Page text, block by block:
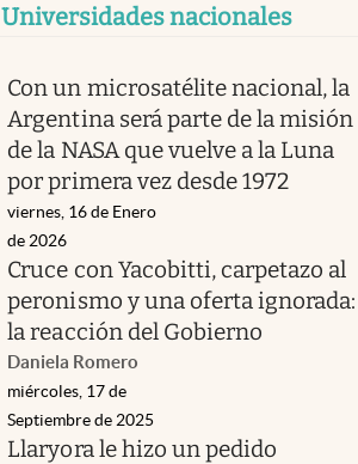
Universidades nacionales
Con un microsatélite nacional, la
Argentina será parte de la misión
de la NASA que vuelve a la Luna
por primera vez desde 1972
viernes, 16 de Enero
de 2026
Cruce con Yacobitti, carpetazo al
peronismo y una oferta ignorada:
la reacción del Gobierno
Daniela Romero
miércoles, 17 de
Septiembre de 2025
Llaryora le hizo un pedido